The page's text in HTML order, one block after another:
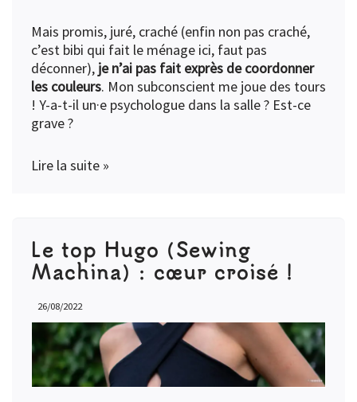
Mais promis, juré, craché (enfin non pas craché,
c’est bibi qui fait le ménage ici, faut pas
déconner), je n’ai pas fait exprès de coordonner
les couleurs. Mon subconscient me joue des tours
! Y-a-t-il un·e psychologue dans la salle ? Est-ce
grave ?
Lire la suite »
Le top Hugo (Sewing
Machina) : cœur croisé !
26/08/2022